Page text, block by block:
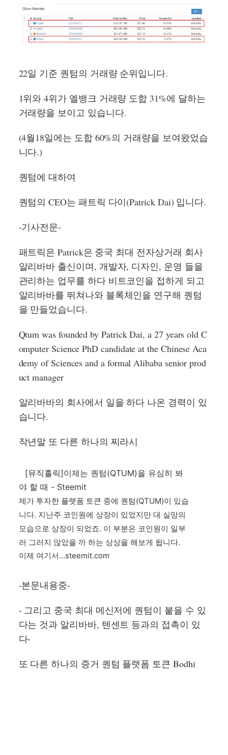
22일 기준 퀀텀의 거래량 순위입니다.
1위와 4위가 엘뱅크 거래량 도합 31%에 달하는
거래량을 보이고 있습니다.
(4월18일에는 도합 60%의 거래량을 보여왔었습
니다.)
퀀텀에 대하여
퀀텀의 CEO는 패트릭 다이(Patrick Dai) 입니다.
-기사전문-
패트릭은 Patrick은 중국 최대 전자상거래 회사
알리바바 출신이며, 개발자, 디자인, 운영 들을
관리하는 업무를 하다 비트코인을 접하게 되고
알리바바를 뛰쳐나와 블록체인을 연구해 퀀텀
을 만들었습니다.
Qtum was founded by Patrick Dai, a 27 years old C
omputer Science PhD candidate at the Chinese Aca
demy of Sciences and a formal Alibaba senior prod
uct manager
알리바바의 회사에서 일을 하다 나온 경력이 있
습니다.
작년말 또 다른 하나의 찌라시
[뮤직홀릭]이제는 퀀텀(QTUM)을 유심히 봐
야 할 때 - Steemit
제가 투자한 플랫폼 토큰 중에 퀀텀(QTUM)이 있습
니다. 지난주 코인원에 상장이 있었지만 대 실망의
모습으로 상장이 되었죠. 이 부분은 코인원이 일부
러 그러지 않았을 까 하는 상상을 해보게 됩니다.
이제 여기서…steemit.com
-본문내용중-
- 그리고 중국 최대 메신저에 퀀텀이 붙을 수 있
다는 것과 알리바바, 텐센트 등과의 접촉이 있
다-
또 다른 하나의 증거 퀀텀 플랫폼 토큰 Bodhi